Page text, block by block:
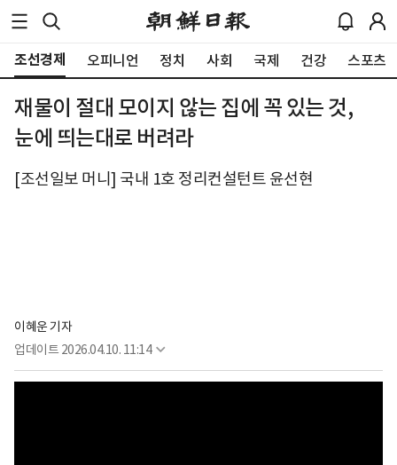
조선경제 오피니언 정치 사회 국제 건강 스포츠
재물이 절대 모이지 않는 집에 꼭 있는 것,
눈에 띄는대로 버려라
[조선일보 머니] 국내 1호 정리컨설턴트 윤선현
이혜운 기자
업데이트 2026.04.10. 11:14